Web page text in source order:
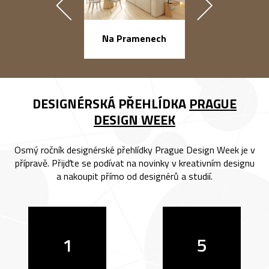
Na Pramenech
DESIGNÉRSKÁ PŘEHLÍDKA PRAGUE
DESIGN WEEK
Osmý ročník designérské přehlídky Prague Design Week je v
přípravě. Přijďte se podívat na novinky v kreativním designu
a nakoupit přímo od designérů a studií.
1 5